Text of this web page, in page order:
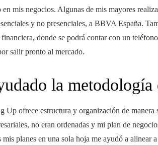
en mis negocios. Algunas de mis mayores
y no presenciales, a BBVA España.
donde se podrá contar con un
salir pronto al mercado.
la metodología
Up ofrece estructura y organización de manera
no eran ordenadas y mi plan de
planes en una sola hoja me ayudó a alinear